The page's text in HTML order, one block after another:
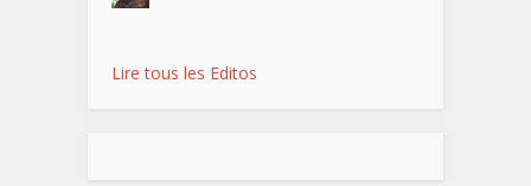
Lire tous les Editos